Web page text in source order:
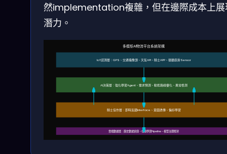
然implementation複雜，但在邊際成本上展
潛力。
多模態AI物流平台系統架構
IoT感測層：GPS、交通攝像頭、天氣API、騎士APP、餐廳廚房Sensor
AI決策層：強化學習Agent、需求預測、動態路線優化、異常檢測
騎士協作層：即時反饋Interface、意圖透傳、偏好學習
雲端數據層：歷史數據倉庫、在線學習Pipeline、模型治理框架